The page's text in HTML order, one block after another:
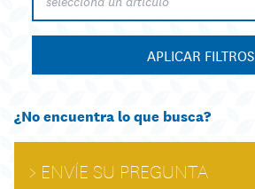
APLICAR FILTROS
¿No encuentra lo que busca?
ENVÍE SU PREGUNTA